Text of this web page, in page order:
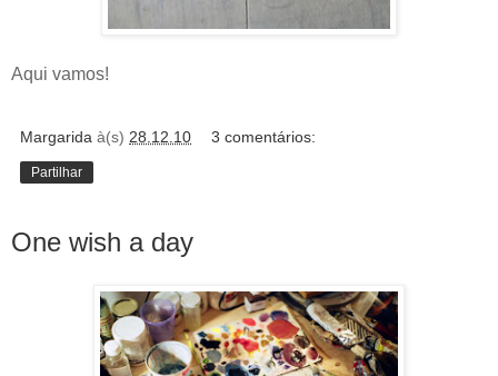
Aqui vamos!
Margarida à(s) 28.12.10 3 comentários:
Partilhar
One wish a day